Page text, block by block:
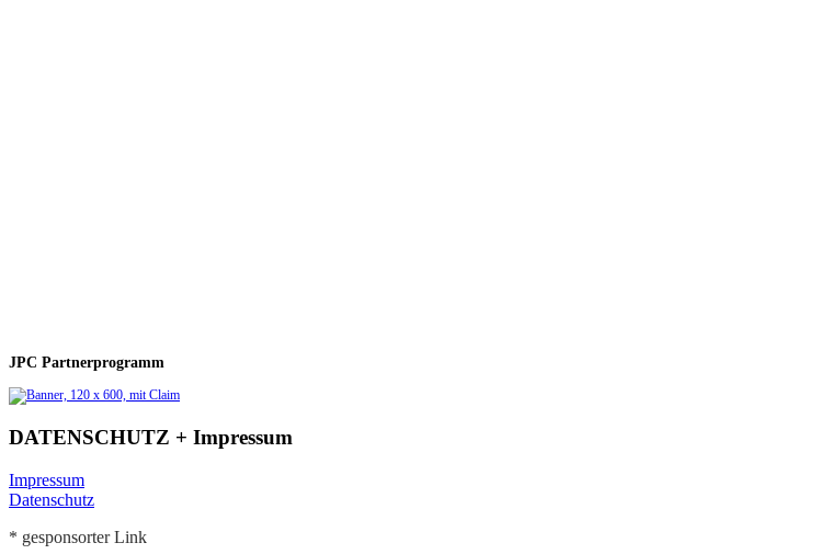
JPC Partnerprogramm
DATENSCHUTZ + Impressum
Impressum
Datenschutz
* gesponsorter Link